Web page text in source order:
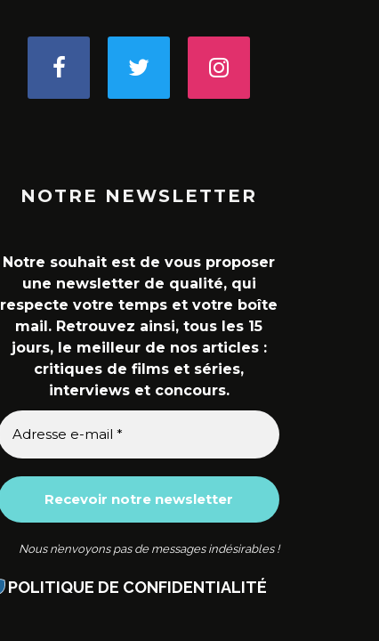
NOTRE NEWSLETTER
Notre souhait est de vous proposer
une newsletter de qualité, qui
respecte votre temps et votre boîte
mail. Retrouvez ainsi, tous les 15
jours, le meilleur de nos articles :
critiques de films et séries,
interviews et concours.
Nous n’envoyons pas de messages indésirables !
POLITIQUE DE CONFIDENTIALITÉ